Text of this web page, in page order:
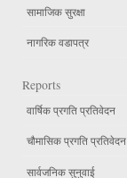
सामाजिक सुरक्षा
नागरिक वडापत्र
Reports
वार्षिक प्रगति प्रतिवेदन
चौमासिक प्रगति प्रतिवेदन
सार्वजनिक सुनुवाई